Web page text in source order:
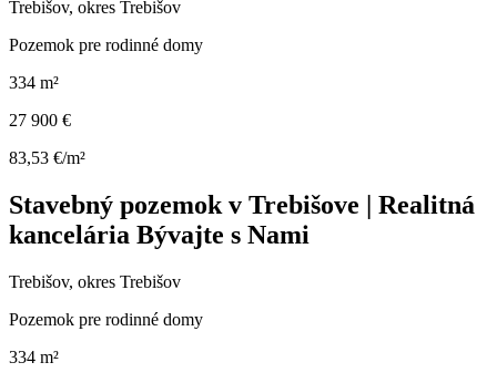
Trebišov, okres Trebišov
Pozemok pre rodinné domy
334 m²
27 900 €
83,53 €/m²
Stavebný pozemok v Trebišove | Realitná
kancelária Bývajte s Nami
Trebišov, okres Trebišov
Pozemok pre rodinné domy
334 m²